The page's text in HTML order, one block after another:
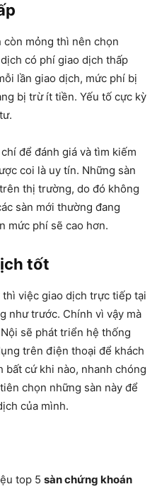
còn mỏng thì nên chọn
có phí giao dịch thấp
lần giao dịch, mức phí bị
bị trừ ít tiền. Yếu tố cực kỳ
để đánh giá và tìm kiếm
coi là uy tín. Những sàn
thị trường, do đó không
sàn mới thường đang
mức phí sẽ cao hơn.
tốt
việc giao dịch trực tiếp tại
như trước. Chính vì vậy mà
sẽ phát triển hệ thống
trên điện thoại để khách
bất cứ khi nào, nhanh chóng
chọn những sàn này để
của mình.
top 5 sàn chứng khoán